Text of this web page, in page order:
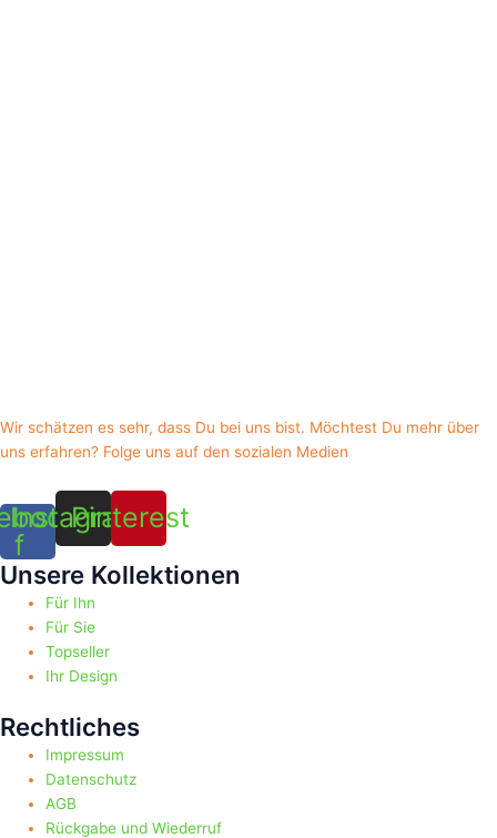
Wir schätzen es sehr, dass Du bei uns bist. Möchtest Du mehr über
uns erfahren? Folge uns auf den sozialen Medien
f
Instagram
Pinterest
Unsere Kollektionen
Für Ihn
Für Sie
Topseller
Ihr Design
Rechtliches
Impressum
Datenschutz
AGB
Rückgabe und Wiederruf